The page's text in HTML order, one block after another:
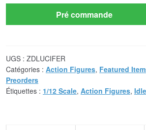
Pré commande
UGS : ZDLUCIFER
Catégories : Action Figures, Featured
Preorders
Étiquettes : 1/12 Scale, Action Figures,